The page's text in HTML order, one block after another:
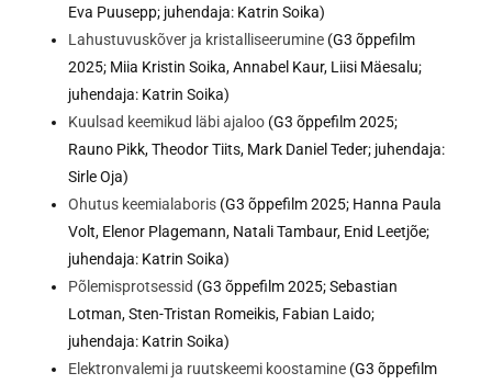
Eva Puusepp; juhendaja: Katrin Soika)
Lahustuvuskõver ja kristalliseerumine (G3 õppefilm
2025; Miia Kristin Soika, Annabel Kaur, Liisi Mäesalu;
juhendaja: Katrin Soika)
Kuulsad keemikud läbi ajaloo (G3 õppefilm 2025;
Rauno Pikk, Theodor Tiits, Mark Daniel Teder; juhendaja:
Sirle Oja)
Ohutus keemialaboris (G3 õppefilm 2025; Hanna Paula
Volt, Elenor Plagemann, Natali Tambaur, Enid Leetjõe;
juhendaja: Katrin Soika)
Põlemisprotsessid (G3 õppefilm 2025; Sebastian
Lotman, Sten-Tristan Romeikis, Fabian Laido;
juhendaja: Katrin Soika)
Elektronvalemi ja ruutskeemi koostamine (G3 õppefilm